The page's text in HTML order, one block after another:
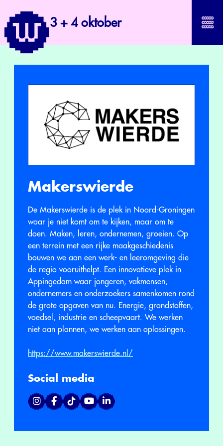
3 + 4 oktober
Makerswierde
De Makerswierde is de plek in Noord-Groningen
waar je niet komt om te kijken, maar om te
doen. Maken, leren, ondernemen, groeien. Op
een terrein met een rijke maakgeschiedenis
bouwen we aan een werk- en leeromgeving die
de regio vooruithelpt. Een innovatieve plek in
Appingedam waar jongeren, vakmensen,
ondernemers en onderzoekers samenkomen rond
de grote opgaven van nu. Energie, grondstoffen,
voedsel, industrie en scheepvaart. We werken
niet aan plannen, we werken aan oplossingen.
https://www.makerswierde.nl/
Social media